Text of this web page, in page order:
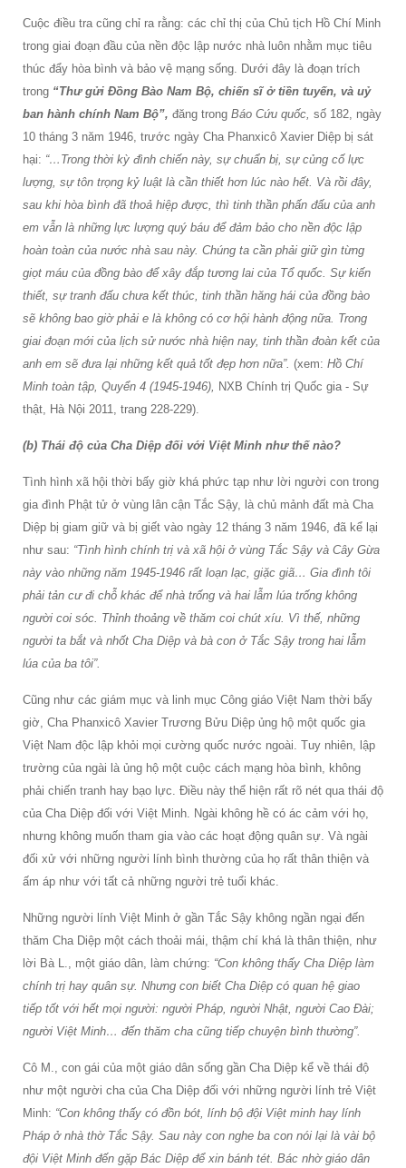
Cuộc điều tra cũng chỉ ra rằng: các chỉ thị của Chủ tịch Hồ Chí Minh
trong giai đoạn đầu của nền độc lập nước nhà luôn nhằm mục tiêu
thúc đẩy hòa bình và bảo vệ mạng sống. Dưới đây là đoạn trích
trong “Thư gửi Đồng Bào Nam Bộ, chiến sĩ ở tiền tuyến, và uỷ
ban hành chính Nam Bộ”, đăng trong Báo Cứu quốc, số 182, ngày
10 tháng 3 năm 1946, trước ngày Cha Phanxicô Xavier Diệp bị sát
hại: “…Trong thời kỳ đình chiến này, sự chuẩn bị, sự củng cố lực
lượng, sự tôn trọng kỷ luật là cần thiết hơn lúc nào hết. Và rồi đây,
sau khi hòa bình đã thoả hiệp được, thì tinh thần phấn đấu của anh
em vẫn là những lực lượng quý báu để đảm bảo cho nền độc lập
hoàn toàn của nước nhà sau này. Chúng ta cần phải giữ gìn từng
giọt máu của đồng bào để xây đắp tương lai của Tổ quốc. Sự kiến
thiết, sự tranh đấu chưa kết thúc, tinh thần hăng hái của đồng bào
sẽ không bao giờ phải e là không có cơ hội hành động nữa. Trong
giai đoạn mới của lịch sử nước nhà hiện nay, tinh thần đoàn kết của
anh em sẽ đưa lại những kết quả tốt đẹp hơn nữa”. (xem: Hồ Chí
Minh toàn tập, Quyển 4 (1945-1946), NXB Chính trị Quốc gia - Sự
thật, Hà Nội 2011, trang 228-229).
(b) Thái độ của Cha Diệp đối với Việt Minh như thế nào?
Tình hình xã hội thời bấy giờ khá phức tạp như lời người con trong
gia đình Phật tử ở vùng lân cận Tắc Sậy, là chủ mảnh đất mà Cha
Diệp bị giam giữ và bị giết vào ngày 12 tháng 3 năm 1946, đã kể lại
như sau: “Tình hình chính trị và xã hội ở vùng Tắc Sậy và Cây Gừa
này vào những năm 1945-1946 rất loạn lạc, giặc giã… Gia đình tôi
phải tản cư đi chỗ khác để nhà trống và hai lẫm lúa trống không
người coi sóc. Thỉnh thoảng về thăm coi chút xíu. Vì thế, những
người ta bắt và nhốt Cha Diệp và bà con ở Tắc Sậy trong hai lẫm
lúa của ba tôi”.
Cũng như các giám mục và linh mục Công giáo Việt Nam thời bấy
giờ, Cha Phanxicô Xavier Trương Bửu Diệp ủng hộ một quốc gia
Việt Nam độc lập khỏi mọi cường quốc nước ngoài. Tuy nhiên, lập
trường của ngài là ủng hộ một cuộc cách mạng hòa bình, không
phải chiến tranh hay bạo lực. Điều này thể hiện rất rõ nét qua thái độ
của Cha Diệp đối với Việt Minh. Ngài không hề có ác cảm với họ,
nhưng không muốn tham gia vào các hoạt động quân sự. Và ngài
đối xử với những người lính bình thường của họ rất thân thiện và
ấm áp như với tất cả những người trẻ tuổi khác.
Những người lính Việt Minh ở gần Tắc Sậy không ngần ngại đến
thăm Cha Diệp một cách thoải mái, thậm chí khá là thân thiện, như
lời Bà L., một giáo dân, làm chứng: “Con không thấy Cha Diệp làm
chính trị hay quân sự. Nhưng con biết Cha Diệp có quan hệ giao
tiếp tốt với hết mọi người: người Pháp, người Nhật, người Cao Đài;
người Việt Minh… đến thăm cha cũng tiếp chuyện bình thường”.
Cô M., con gái của một giáo dân sống gần Cha Diệp kể về thái độ
như một người cha của Cha Diệp đối với những người lính trẻ Việt
Minh: “Con không thấy có đồn bót, lính bộ đội Việt minh hay lính
Pháp ở nhà thờ Tắc Sậy. Sau này con nghe ba con nói lại là vài bộ
đội Việt Minh đến gặp Bác Diệp để xin bánh tét. Bác nhờ giáo dân